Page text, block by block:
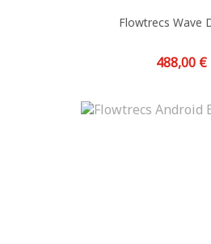
Flowtrecs Wave
Prix
488,00 €